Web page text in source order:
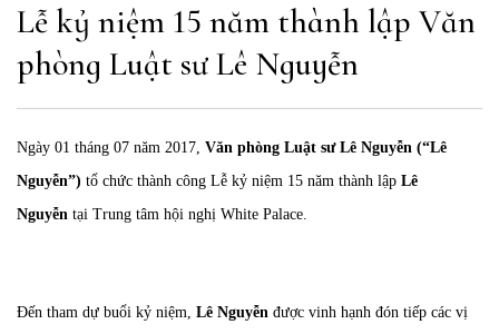
Lễ kỷ niệm 15 năm thành lập Văn
phòng Luật sư Lê Nguyễn
Ngày 01 tháng 07 năm 2017, Văn phòng Luật sư Lê Nguyễn (“Lê
Nguyễn”) tổ chức thành công Lễ kỷ niệm 15 năm thành lập Lê
Nguyễn tại Trung tâm hội nghị White Palace.
Đến tham dự buổi kỷ niệm, Lê Nguyễn được vinh hạnh đón tiếp các vị